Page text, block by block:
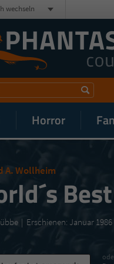
Horror
wechseln
A. Wollheim
Erschienen: Januar 1986